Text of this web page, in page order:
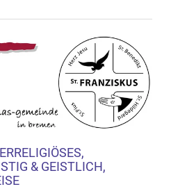
akzeptieren Sie, dass die
beim Aktivieren von
Gerät setzt, z.B. zwecks
und profilbasierter Werbung.
Ihre Cookie-
& GEISTLICH,